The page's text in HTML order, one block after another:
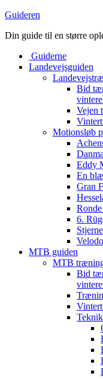
Guideren
Din guide til en større
Guiderne
Landevejsguiden
Bid
Vejen
Motionsløb
Eddy
En
Gran
6.
MTB guiden
MTB
Bid